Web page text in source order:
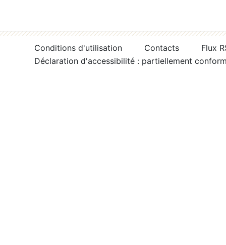
Conditions d'utilisation Contacts
Flux
Déclaration d'accessibilité : partiellement